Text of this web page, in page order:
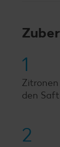
1
den
2